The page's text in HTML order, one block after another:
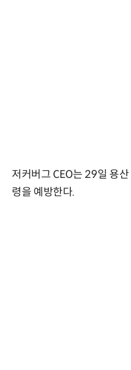
저커버그 CEO는 29일 용
령을 예방한다.